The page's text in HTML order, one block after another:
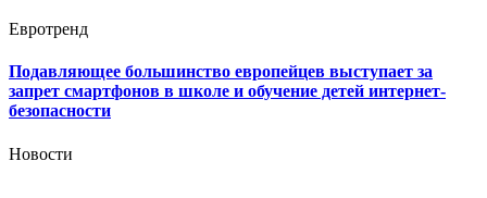
Евротренд
Подавляющее большинство европейцев выступает за
запрет смартфонов в школе и обучение детей интернет-
безопасности
Новости